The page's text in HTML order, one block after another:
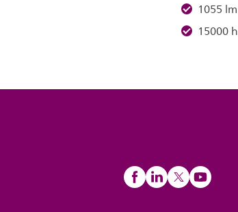
1055 lm
15000 h